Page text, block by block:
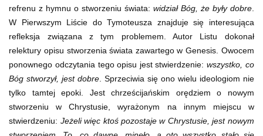
refrenu z hymnu o stworzeniu świata: widział Bóg, że były dobre.
W Pierwszym Liście do Tymoteusza znajduje się interesująca
refleksja związana z tym problemem. Autor Listu dokonał
relektury opisu stworzenia świata zawartego w Genesis. Owocem
ponownego odczytania tego opisu jest stwierdzenie:wszystko, co
Bóg stworzył, jest dobre. Sprzeciwia się ono wielu ideologiom nie
tylko tamtej epoki. Jest chrześcijańskim orędziem o nowym
stworzeniu w Chrystusie, wyrażonym na innym miejscu w
stwierdzeniu: Jeżeli więc ktoś pozostaje w Chrystusie, jest nowym